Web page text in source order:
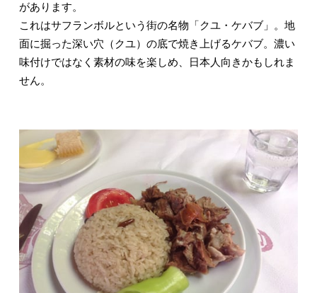
があります。
これはサフランボルという街の名物「クユ・ケバブ」。地
面に掘った深い穴（クユ）の底で焼き上げるケバブ。濃い
味付けではなく素材の味を楽しめ、日本人向きかもしれま
せん。